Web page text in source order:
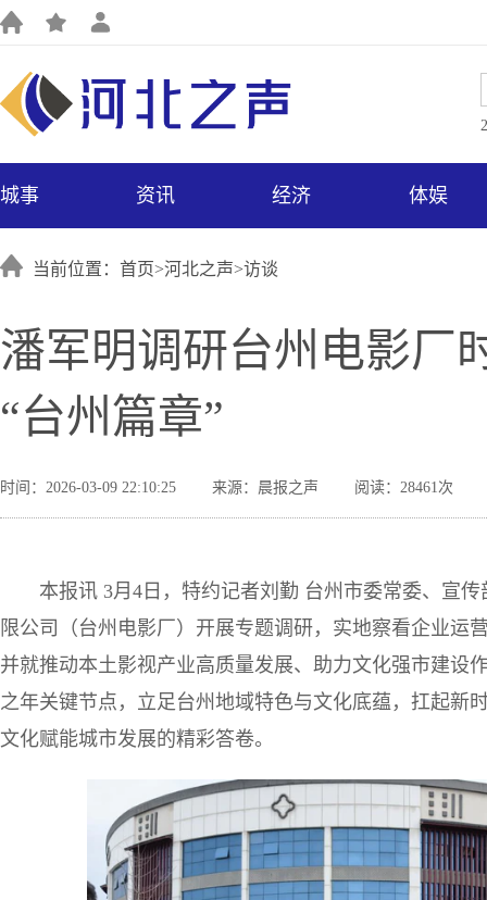
城事 资讯 经济 体娱
当前位置：首页>河北之声>访谈
潘军明调研台州电影厂
“台州篇章”
时间：2026-03-09 22:10:25 来源：晨报之声 阅读：28461次
本报讯 3月4日，特约记者刘勤 台州市委常委、宣
限公司（台州电影厂）开展专题调研，实地察看企业运
并就推动本土影视产业高质量发展、助力文化强市建设
之年关键节点，立足台州地域特色与文化底蕴，扛起新
文化赋能城市发展的精彩答卷。